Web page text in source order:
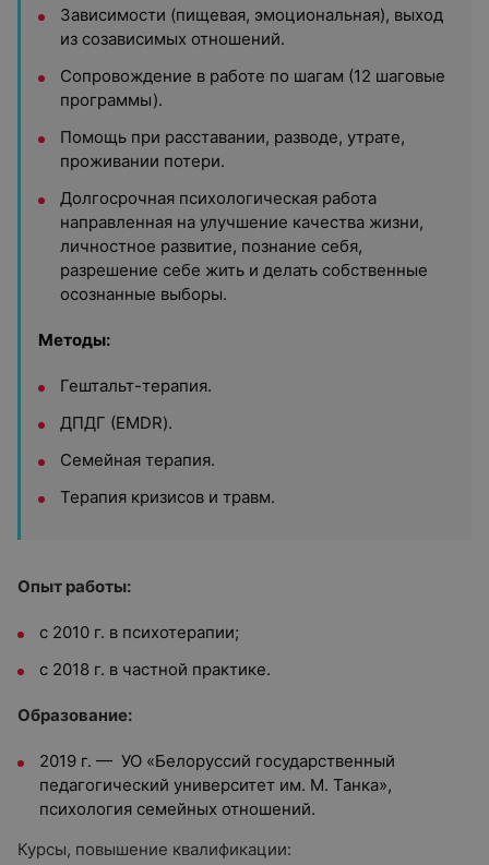
Зависимости (пищевая, эмоциональная), выход
из созависимых отношений.
Сопровождение в работе по шагам (12 шаговые
программы).
Помощь при расставании, разводе, утрате,
проживании потери.
Долгосрочная психологическая работа
направленная на улучшение качества жизни,
личностное развитие, познание себя,
разрешение себе жить и делать собственные
осознанные выборы.
Методы:
Гештальт-терапия.
ДПДГ (EMDR).
Семейная терапия.
Терапия кризисов и травм.
Опыт работы:
с 2010 г. в психотерапии;
с 2018 г. в частной практике.
Образование:
2019 г. — УО «Белоруссий государственный
педагогический университет им. М. Танка»,
психология семейных отношений.
Курсы, повышение квалификации: